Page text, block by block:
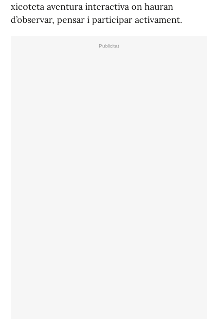
xicoteta aventura interactiva on hauran
d’observar, pensar i participar activament.